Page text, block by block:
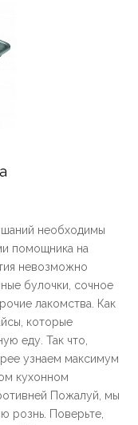
необходимы
помощника на
невозможно
булочки, сочное
лакомства. Как
которые
еду. Так что,
узнаем максимум
кухонном
Пожалуй, мы
рознь. Поверьте,